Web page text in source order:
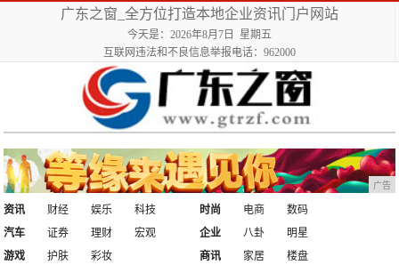
广东之窗_全方位打造本地企业资讯门户网站
今天是：2026年8月7日 星期五
互联网违法和不良信息举报电话：962000
广告
资讯 财经 娱乐
科技
汽车
证券 理财 宏观
时尚 电商
数码
企业
八卦
明星
游戏
护肤
彩妆
商讯 家居
楼盘